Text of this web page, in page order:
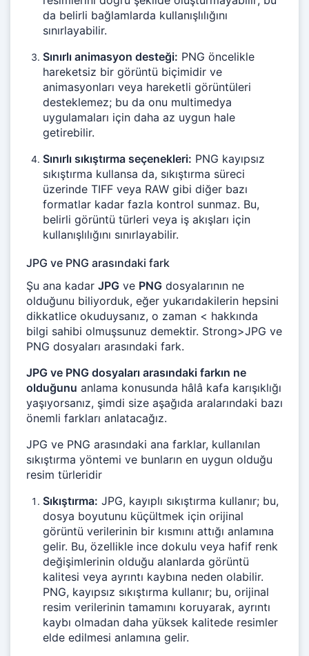
da belirli bağlamlarda kullanışlılığını
sınırlayabilir.
Sınırlı animasyon desteği: PNG öncelikle
hareketsiz bir görüntü biçimidir ve
animasyonları veya hareketli görüntüleri
desteklemez; bu da onu multimedya
uygulamaları için daha az uygun hale
getirebilir.
Sınırlı sıkıştırma seçenekleri: PNG kayıpsız
sıkıştırma kullansa da, sıkıştırma süreci
üzerinde TIFF veya RAW gibi diğer bazı
formatlar kadar fazla kontrol sunmaz. Bu,
belirli görüntü türleri veya iş akışları için
kullanışlılığını sınırlayabilir.
JPG ve PNG arasındaki fark
Şu ana kadar JPG ve PNG dosyalarının ne
olduğunu biliyorduk, eğer yukarıdakilerin hepsini
dikkatlice okuduysanız, o zaman < hakkında
bilgi sahibi olmuşsunuz demektir. Strong>JPG ve
PNG dosyaları arasındaki fark.
JPG ve PNG dosyaları arasındaki farkın ne
olduğunu anlama konusunda hâlâ kafa karışıklığı
yaşıyorsanız, şimdi size aşağıda aralarındaki bazı
önemli farkları anlatacağız.
JPG ve PNG arasındaki ana farklar, kullanılan
sıkıştırma yöntemi ve bunların en uygun olduğu
resim türleridir
Sıkıştırma: JPG, kayıplı sıkıştırma kullanır; bu,
dosya boyutunu küçültmek için orijinal
görüntü verilerinin bir kısmını attığı anlamına
gelir. Bu, özellikle ince dokulu veya hafif renk
değişimlerinin olduğu alanlarda görüntü
kalitesi veya ayrıntı kaybına neden olabilir.
PNG, kayıpsız sıkıştırma kullanır; bu, orijinal
resim verilerinin tamamını koruyarak, ayrıntı
kaybı olmadan daha yüksek kalitede resimler
elde edilmesi anlamına gelir.